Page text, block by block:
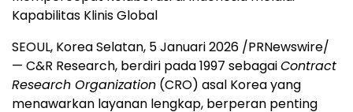
Kapabilitas Klinis Global
SEOUL, KoreaSelatan, 5 Januari 2026 /PRNewswire/
— C&R Research, berdiri pada 1997 sebagaiContract
Research Organization (CRO) asal Korea yang
menawarkan layanan lengkap, berperan penting